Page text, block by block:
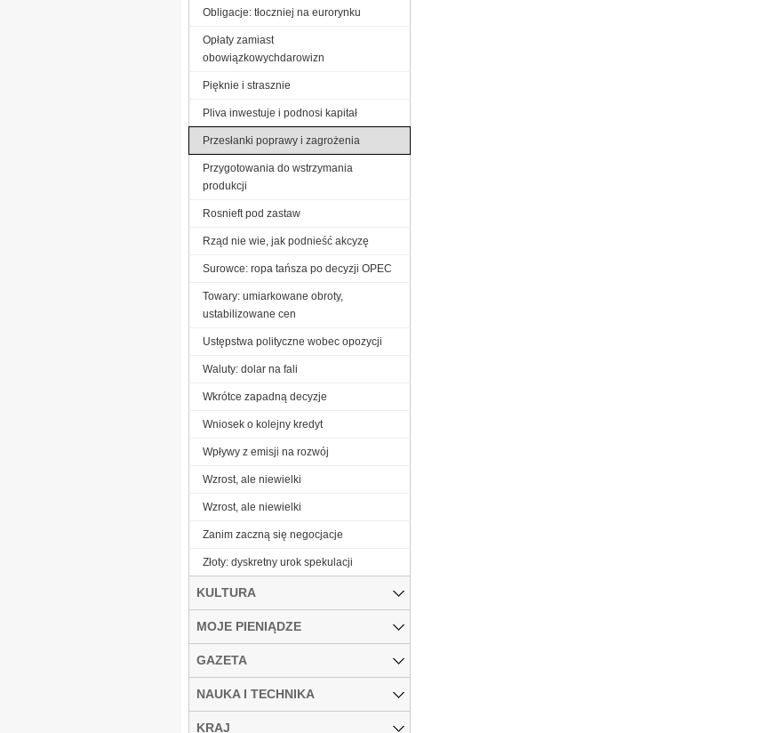
Obligacje: tłoczniej na eurorynku
Opłaty zamiast
obowiązkowychdarowizn
Pięknie i strasznie
Pliva inwestuje i podnosi kapitał
Przesłanki poprawy i zagrożenia
Przygotowania do wstrzymania
produkcji
Rosnieft pod zastaw
Rząd nie wie, jak podnieść akcyzę
Surowce: ropa tańsza po decyzji OPEC
Towary: umiarkowane obroty,
ustabilizowane cen
Ustępstwa polityczne wobec opozycji
Waluty: dolar na fali
Wkrótce zapadną decyzje
Wniosek o kolejny kredyt
Wpływy z emisji na rozwój
Wzrost, ale niewielki
Wzrost, ale niewielki
Zanim zaczną się negocjacje
Złoty: dyskretny urok spekulacji
KULTURA
MOJE PIENIĄDZE
GAZETA
NAUKA I TECHNIKA
KRAJ